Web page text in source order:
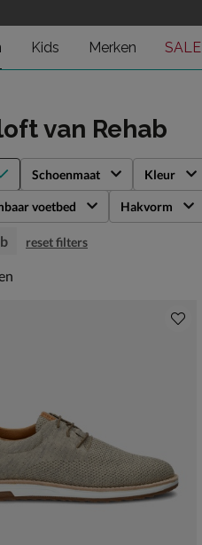
Kids Merken SALE
van Rehab
Schoenmaat Kleur
voetbed Hakvorm
reset filters